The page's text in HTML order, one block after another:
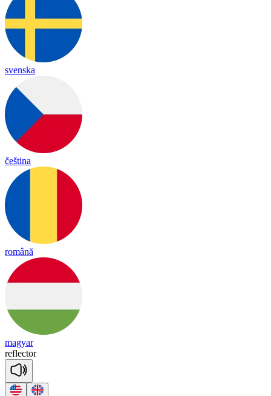
svenska
čeština
română
magyar
reflector